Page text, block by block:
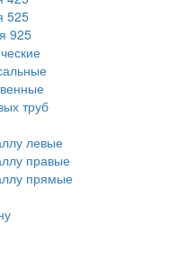
525
925
труб
левые
правые
прямые